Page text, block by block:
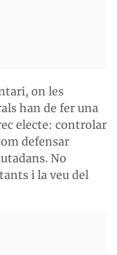
on les
han de fer una
electe: controlar
defensar
No
i la veu del